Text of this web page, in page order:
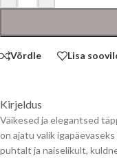
Võrdle Lisa
Kirjeldus
Väikesed ja elegantsed
on ajatu valik
puhtalt ja naiselikult,